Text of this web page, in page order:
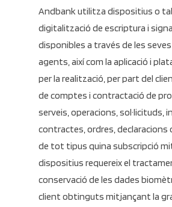
Andbank utilitza dispositius o
digitalització de escriptura i
disponibles a través de les
agents, així com la aplicació i
per la realització, per part del
de comptes i contractació de
serveis, operacions, sol·licituds,
contractes, ordres, declaracions
de tot tipus quina subscripció
dispositius requereix el
conservació de les dades
client obtinguts mitjançant la